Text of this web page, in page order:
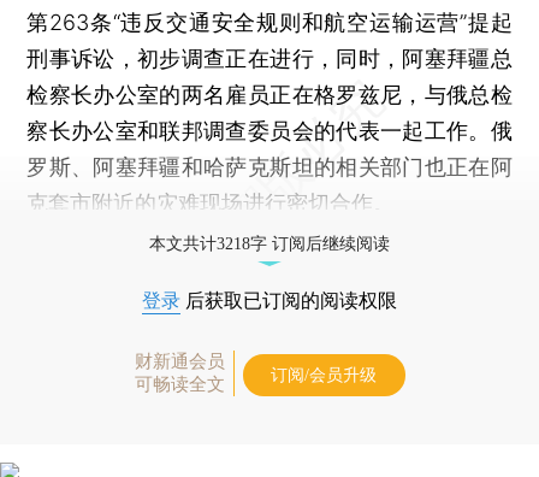
第263条“违反交通安全规则和航空运输运营”提起
刑事诉讼，初步调查正在进行，同时，阿塞拜疆总
检察长办公室的两名雇员正在格罗兹尼，与俄总检
察长办公室和联邦调查委员会的代表一起工作。俄
罗斯、阿塞拜疆和哈萨克斯坦的相关部门也正在阿
克套市附近的灾难现场进行密切合作。
本文共计3218字 订阅后继续阅读
登录 后获取已订阅的阅读权限
财新通会员
可畅读全文
订阅/会员升级